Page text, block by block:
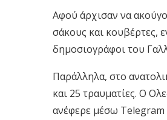
Αφού άρχισαν να
σάκους και κουβέρτες,
δημοσιογράφοι του
Παράλληλα, στο
και 25 τραυματίες. Ο
ανέφερε μέσω Telegram